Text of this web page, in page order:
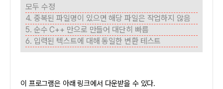
모두 수정
4. 중복된 파일명이 있으면 해당 파일은 작업하지 않음
5. 순수 C++ 만으로 만들어 대단히 빠름
6. 입력된 텍스트에 대해 동일한 변환 테스트
이 프로그램은 아래 링크에서 다운받을 수 있다.